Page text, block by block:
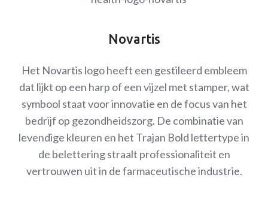
Novartis
Het Novartis logo heeft een gestileerd embleem
dat lijkt op een harp of een vijzel met stamper, wat
symbool staat voor innovatie en de focus van het
bedrijf op gezondheidszorg. De combinatie van
levendige kleuren en het Trajan Bold lettertype in
de belettering straalt professionaliteit en
vertrouwen uit in de farmaceutische industrie.